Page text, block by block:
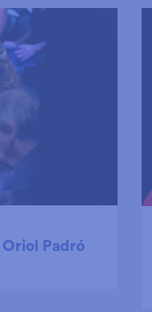
Oriol Padró